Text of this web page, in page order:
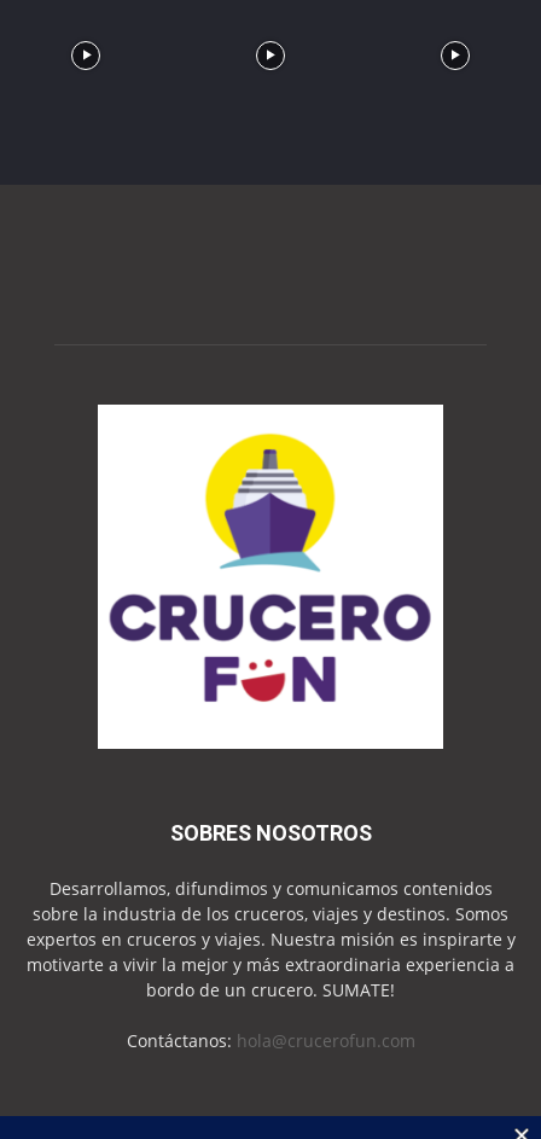
SOBRES NOSOTROS
Desarrollamos, difundimos y comunicamos contenidos
sobre la industria de los cruceros, viajes y destinos. Somos
expertos en cruceros y viajes. Nuestra misión es inspirarte y
motivarte a vivir la mejor y más extraordinaria experiencia a
bordo de un crucero. SUMATE!
Contáctanos: hola@crucerofun.com